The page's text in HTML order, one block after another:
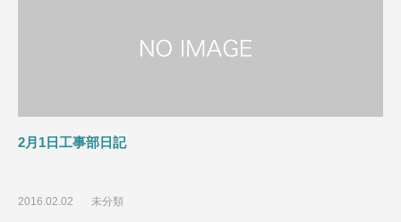
2月1日工事部日記
2016.02.02 未分類